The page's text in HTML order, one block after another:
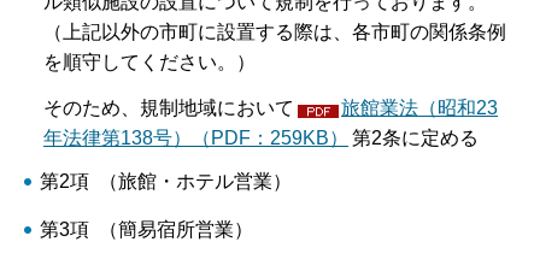
（上記以外の市町に設置する際は、各市町の関係条例
を順守してください。）
そのため、規制地域において
旅館業法（昭和23
年法律第138号）（PDF：259KB）
第2条に定める
第2項 （旅館・ホテル営業）
第3項 （簡易宿所営業）